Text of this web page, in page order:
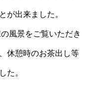
が出来ました。
風景をご覧いただき
休憩時のお茶出し等
た。